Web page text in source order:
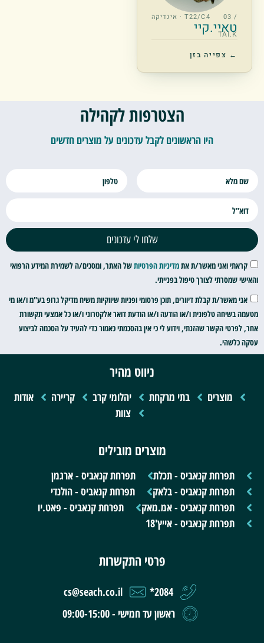
/ 03 T22/C4 · אינדיקה
טאיי.קיי
TAI.K
← צפייה בזן
הצטרפות לקהילה
היו הראשונים לקבל עדכונים על מוצרים חדשים
קראתי ואני מאשר/ת אתמדיניות הפרטיותשל האתר, ומסכים/ה לשמירת המידע הרפואי
והאישי שמסרתי לצורך טיפול בפנייתי.
אני מאשר/ת קבלת דיוורים, תוכן פרסומי ופניות שיווקיות משיח מדיקל גרופ בע"מ ו/או מי
מטעמה בשיחה טלפונית ו/או הודעה ו/או הודעת דואר אלקטרוני ו/או כל אמצעי תקשורת
אחר, לפרטי הקשר שהזנתי, וידוע לי כי אין בהסכמתי כאמור כדי להעיד על הסכמה לביצוע
עסקה כלשהי.
שלחו לי עדכונים
ניווט מהיר
מוצרים בתי מרקחת יהלומי קרב קריירה
אודות
צוות
מוצרים מובילים
תפרחת קנאביס - תכלת
תפרחת קנאביס - ארגמן
תפרחת קנאביס - בלאק
תפרחת קנאביס - הולנדי
תפרחת קנאביס - אמ.מאק
תפרחת קנאביס - פאט.יו
תפרחת קנאביס - אייץ'18
פרטי התקשרות
2084*
cs@seach.co.il
ראשון עד חמישי - 09:00-15:00